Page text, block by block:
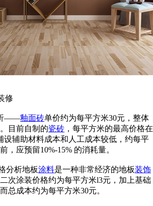
修
——釉面砖单价约为每平方米30元，整体
目前自制的瓷砖 ，每平方米的最高价格在
设辅助材料成本和人工成本较低，约每平
，应预留10%-15% 的消耗量。
分析地板涂料是一种非常经济的地板装饰
二次涂装价格约为每平方米l3元，加上基础
总成本约为每平方米30元。